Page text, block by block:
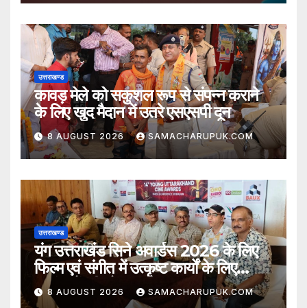
उत्तराखण्ड
कावड़ मेले को सकुशल रूप से संपन्न कराने
के लिए खुद मैदान में उतरे एसएसपी दून
8 AUGUST 2026 SAMACHARUPUK.COM
उत्तराखण्ड
यंग उत्तराखंड सिने अवार्डस 2026 के लिए
फिल्म एवं संगीत में उत्कृष्ट कार्यों के लिए
नामांकनों की घोषणा
8 AUGUST 2026 SAMACHARUPUK.COM